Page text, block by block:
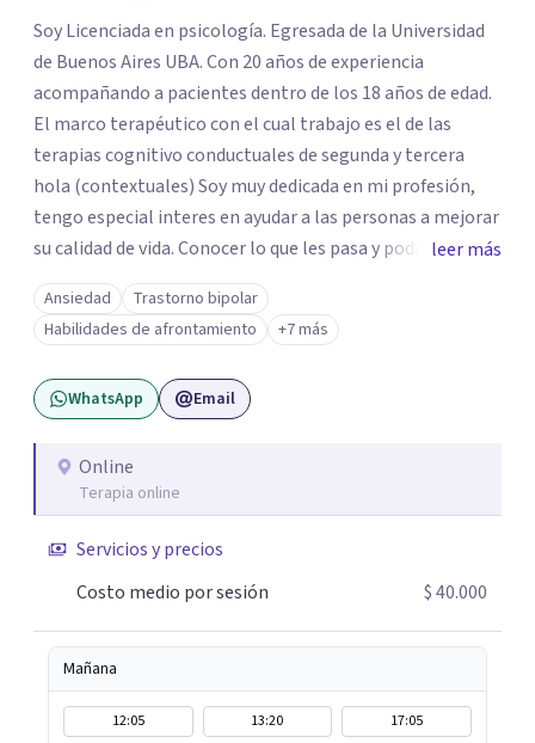
Soy Licenciada en psicología. Egresada de la Universidad
de Buenos Aires UBA. Con 20 años de experiencia
acompañando a pacientes dentro de los 18 años de edad.
El marco terapéutico con el cual trabajo es el de las
terapias cognitivo conductuales de segunda y tercera
hola (contextuales) Soy muy dedicada en mi profesión,
tengo especial interes en ayudar a las personas a mejorar
su calidad de vida. Conocer lo que les pasa y poder trabajar
en ello brindando las herramientas necesarias. Hay
momentos en la vida por los cuales atravezamos por
estados de ansiedad, depresión o estrés, es alli donde no
encontramos o nos parece no tener recursos para
afrontarlos, pareciera que no hay salida. Dentro de esta
es la que ha presentado mayores evidencias epíricas en la
solución de estos cuadros con resultados muy buenos y
acompañarte. Si estás buscando un espacio de
acompañamiento profesional en español, escríbeme y
leer más
Ansiedad
Trastorno bipolar
Habilidades de afrontamiento
+7 más
WhatsApp Email
Online
Terapia online
Servicios y precios
Costo medio por sesión
$ 40.000
Mañana
12:05 13:20
17:05